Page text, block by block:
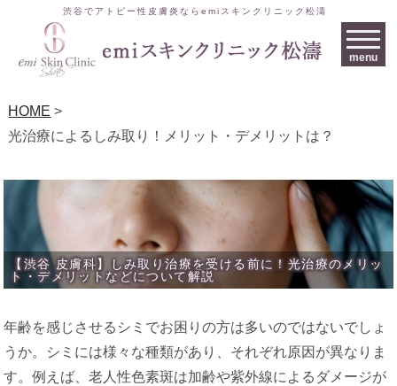
渋谷でアトピー性皮膚炎ならemiスキンクリニック松濤
menu
HOME >
光治療によるしみ取り！メリット・デメリットは？
【渋谷 皮膚科】しみ取り治療を受ける前に！光治療のメリッ
ト・デメリットなどについて解説
年齢を感じさせるシミでお困りの方は多いのではないでしょ
うか。シミには様々な種類があり、それぞれ原因が異なりま
す。例えば、老人性色素斑は加齢や紫外線によるダメージが